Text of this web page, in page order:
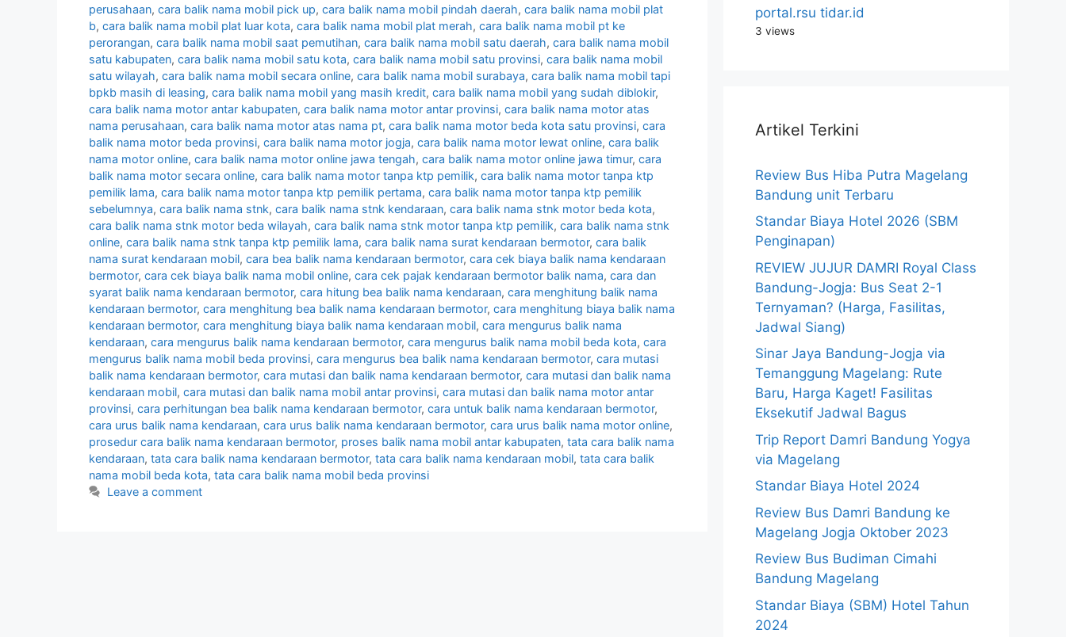
perusahaan, cara balik nama mobil pick up, cara balik nama mobil pindah daerah, cara balik nama mobil plat
b, cara balik nama mobil plat luar kota, cara balik nama mobil plat merah, cara balik nama mobil pt ke
perorangan, cara balik nama mobil saat pemutihan, cara balik nama mobil satu daerah, cara balik nama mobil
satu kabupaten, cara balik nama mobil satu kota, cara balik nama mobil satu provinsi, cara balik nama mobil
satu wilayah, cara balik nama mobil secara online, cara balik nama mobil surabaya, cara balik nama mobil tapi
bpkb masih di leasing, cara balik nama mobil yang masih kredit, cara balik nama mobil yang sudah diblokir,
cara balik nama motor antar kabupaten, cara balik nama motor antar provinsi, cara balik nama motor atas
nama perusahaan, cara balik nama motor atas nama pt, cara balik nama motor beda kota satu provinsi, cara
balik nama motor beda provinsi, cara balik nama motor jogja, cara balik nama motor lewat online, cara balik
nama motor online, cara balik nama motor online jawa tengah, cara balik nama motor online jawa timur, cara
balik nama motor secara online, cara balik nama motor tanpa ktp pemilik, cara balik nama motor tanpa ktp
pemilik lama, cara balik nama motor tanpa ktp pemilik pertama, cara balik nama motor tanpa ktp pemilik
sebelumnya, cara balik nama stnk, cara balik nama stnk kendaraan, cara balik nama stnk motor beda kota,
cara balik nama stnk motor beda wilayah, cara balik nama stnk motor tanpa ktp pemilik, cara balik nama stnk
online, cara balik nama stnk tanpa ktp pemilik lama, cara balik nama surat kendaraan bermotor, cara balik
nama surat kendaraan mobil, cara bea balik nama kendaraan bermotor, cara cek biaya balik nama kendaraan
bermotor, cara cek biaya balik nama mobil online, cara cek pajak kendaraan bermotor balik nama, cara dan
syarat balik nama kendaraan bermotor, cara hitung bea balik nama kendaraan, cara menghitung balik nama
kendaraan bermotor, cara menghitung bea balik nama kendaraan bermotor, cara menghitung biaya balik nama
kendaraan bermotor, cara menghitung biaya balik nama kendaraan mobil, cara mengurus balik nama
kendaraan, cara mengurus balik nama kendaraan bermotor, cara mengurus balik nama mobil beda kota, cara
mengurus balik nama mobil beda provinsi, cara mengurus bea balik nama kendaraan bermotor, cara mutasi
balik nama kendaraan bermotor, cara mutasi dan balik nama kendaraan bermotor, cara mutasi dan balik nama
kendaraan mobil, cara mutasi dan balik nama mobil antar provinsi, cara mutasi dan balik nama motor antar
provinsi, cara perhitungan bea balik nama kendaraan bermotor, cara untuk balik nama kendaraan bermotor,
cara urus balik nama kendaraan, cara urus balik nama kendaraan bermotor, cara urus balik nama motor online,
prosedur cara balik nama kendaraan bermotor, proses balik nama mobil antar kabupaten, tata cara balik nama
kendaraan, tata cara balik nama kendaraan bermotor, tata cara balik nama kendaraan mobil, tata cara balik
nama mobil beda kota, tata cara balik nama mobil beda provinsi
Leave a comment
portal.rsu tidar.id
3 views
Artikel Terkini
Review Bus Hiba Putra Magelang
Bandung unit Terbaru
Standar Biaya Hotel 2026 (SBM
Penginapan)
REVIEW JUJUR DAMRI Royal Class
Bandung-Jogja: Bus Seat 2-1
Ternyaman? (Harga, Fasilitas,
Jadwal Siang)
Sinar Jaya Bandung-Jogja via
Temanggung Magelang: Rute
Baru, Harga Kaget! Fasilitas
Eksekutif Jadwal Bagus
Trip Report Damri Bandung Yogya
via Magelang
Standar Biaya Hotel 2024
Review Bus Damri Bandung ke
Magelang Jogja Oktober 2023
Review Bus Budiman Cimahi
Bandung Magelang
Standar Biaya (SBM) Hotel Tahun
2024